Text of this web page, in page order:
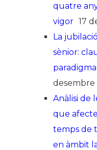
quatre
vigor 17
La
sènior:
desembre
Anàlisi de
que
temps de
en àmbit